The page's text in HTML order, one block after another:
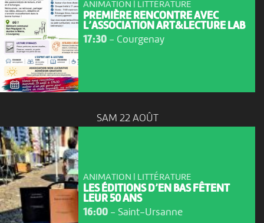
ANIMATION | LITTÉRATURE
PREMIÈRE RENCONTRE AVEC
L’ASSOCIATION ART&LECTURE LAB
17:30- Courgenay
SAM 22 AOÛT
ANIMATION | LITTÉRATURE
LES ÉDITIONS D’EN BAS FÊTENT
LEUR 50 ANS
16:00- Saint-Ursanne